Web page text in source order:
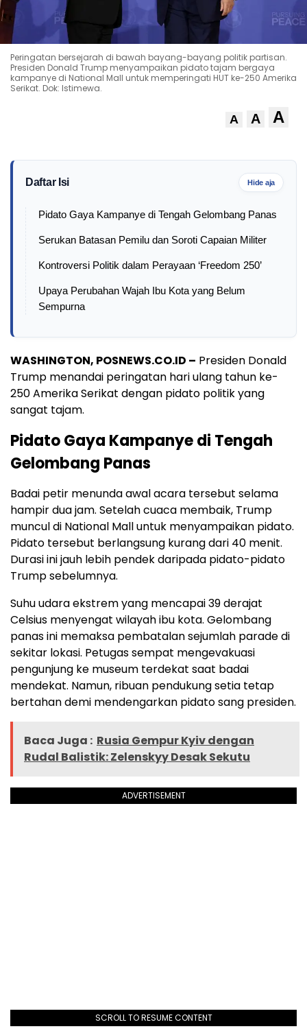
Peringatan bersejarah di bawah bayang-bayang politik partisan.
Presiden Donald Trump menyampaikan pidato tajam bergaya
kampanye di National Mall untuk memperingati HUT ke-250 Amerika
Serikat. Dok: Istimewa.
A A A
Daftar Isi Hide aja
Pidato Gaya Kampanye di Tengah Gelombang Panas
Serukan Batasan Pemilu dan Soroti Capaian Militer
Kontroversi Politik dalam Perayaan ‘Freedom 250’
Upaya Perubahan Wajah Ibu Kota yang Belum
Sempurna
WASHINGTON, POSNEWS.CO.ID – Presiden Donald
Trump menandai peringatan hari ulang tahun ke-
250 Amerika Serikat dengan pidato politik yang
sangat tajam.
Pidato Gaya Kampanye di Tengah
Gelombang Panas
Badai petir menunda awal acara tersebut selama
hampir dua jam. Setelah cuaca membaik, Trump
muncul di National Mall untuk menyampaikan pidato.
Pidato tersebut berlangsung kurang dari 40 menit.
Durasi ini jauh lebih pendek daripada pidato-pidato
Trump sebelumnya.
Suhu udara ekstrem yang mencapai 39 derajat
Celsius menyengat wilayah ibu kota. Gelombang
panas ini memaksa pembatalan sejumlah parade di
sekitar lokasi. Petugas sempat mengevakuasi
pengunjung ke museum terdekat saat badai
mendekat. Namun, ribuan pendukung setia tetap
bertahan demi mendengarkan pidato sang presiden.
Baca Juga : Rusia Gempur Kyiv dengan
Rudal Balistik: Zelenskyy Desak Sekutu
ADVERTISEMENT
SCROLL TO RESUME CONTENT